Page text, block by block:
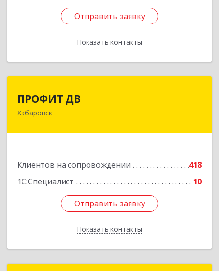
Отправить заявку
Показать контакты
Отправить заявку
Назад
ПРОФИТ ДВ
Хабаровск
Клиентов на сопровождении
418
1С:Специалист
10
Отправить заявку
Показать контакты
680000, Хабаровский край, Хабаровск г,
Отправить заявку
Назад